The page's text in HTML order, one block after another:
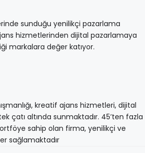
sunduğu yenilikçi pazarlama
hizmetlerinden dijital pazarlamaya
markalara değer katıyor.
kreatif ajans hizmetleri, dijital
çatı altında sunmaktadır. 45’ten fazla
sahip olan firma, yenilikçi ve
sağlamaktadır